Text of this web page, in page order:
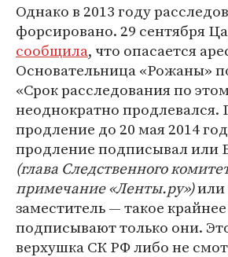
Однако в 2013 году
форсировано. 29 сентября
сообщила, что опасается
Основательница «Рожаны»
«Срок расследования по
неоднократно продлевался.
продление до 20 мая 2014
продление подписывал или
(глава Следственного
примечание «Ленты.ру»)или
заместитель — такое
подписывают только они.
верхушка СК РФ либо не